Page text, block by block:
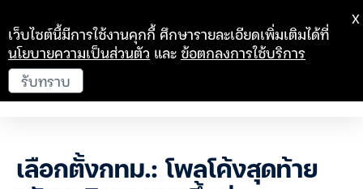
เลือกตั้งกทม.: โพลโค้งสุดท้าย
เว็บไซต์นี้มีการใช้งานคุกกี้ ศึกษารายละเอียดเพิ่มเติมได้ที่
นโยบายความเป็นส่วนตัว และข้อตกลงการใช้บริการ
รับทราบ
X